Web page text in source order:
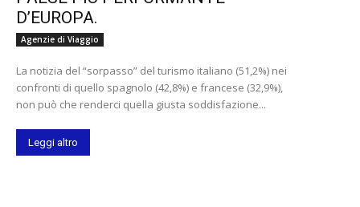
D’EUROPA.
Agenzie di Viaggio
La notizia del “sorpasso” del turismo italiano (51,2%) nei
confronti di quello spagnolo (42,8%) e francese (32,9%),
non può che renderci quella giusta soddisfazione...
Leggi altro